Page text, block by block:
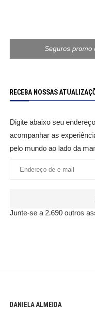
Seguros promo
RECEBA NOSSAS
Digite abaixo seu
acompanhar as
pelo mundo ao lado da
Junte-se a 2.690 outros
DANIELA ALMEIDA